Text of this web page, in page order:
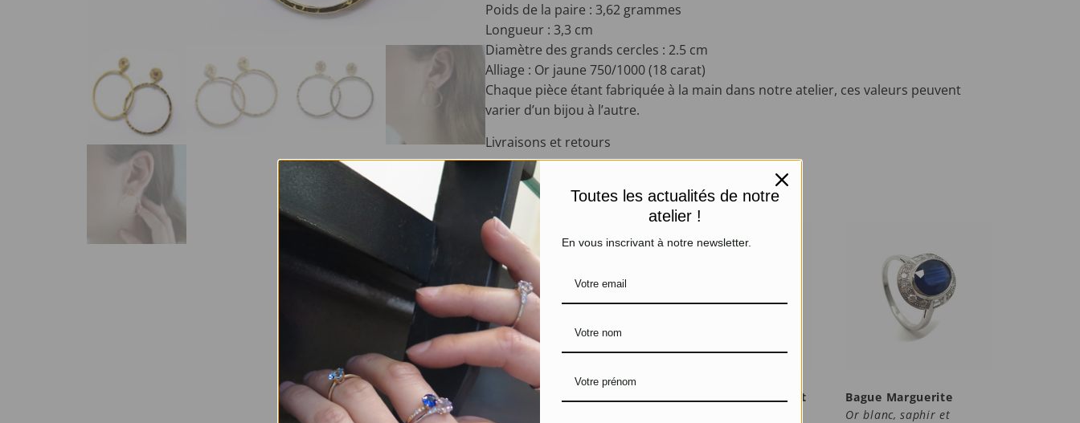
Poids de la paire : 3,62 grammes
Longueur : 3,3 cm
Diamètre des grands cercles : 2.5 cm
Alliage : Or jaune 750/1000 (18 carat)
Chaque pièce étant fabriquée à la main dans notre atelier, ces valeurs peuvent
varier d’un bijou à l’autre.
Livraisons et retours
PRODUITS SIMILAIRES
Solitaire Amétrine
Bague d’inspiration Art
Bague Marguerite
Or blanc, saphir et
Toutes les actualités de notre
atelier !
En vous inscrivant à notre newsletter.